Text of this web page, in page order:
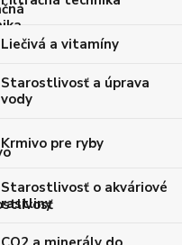
Liečivá a vitamíny
Starostlivosť a úprava
vody
Krmivo pre ryby
Starostlivosť o akváriové
rastliny